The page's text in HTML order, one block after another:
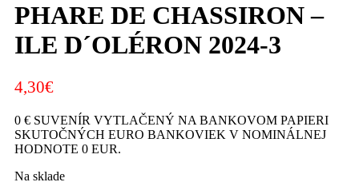
PHARE DE CHASSIRON –
ILE D´OLÉRON 2024-3
4,30€
0 € SUVENÍR VYTLAČENÝ NA BANKOVOM PAPIERI
SKUTOČNÝCH EURO BANKOVIEK V NOMINÁLNEJ
HODNOTE 0 EUR.
Na sklade